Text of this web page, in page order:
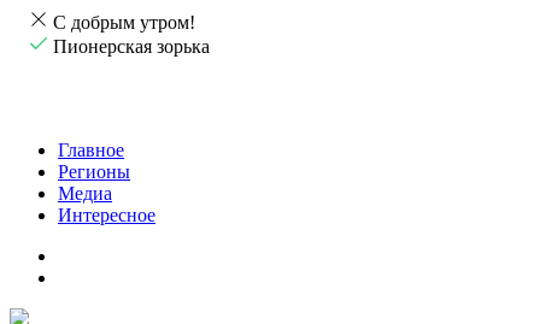
С добрым утром!
Пионерская зорька
Главное
Регионы
Медиа
Интересное